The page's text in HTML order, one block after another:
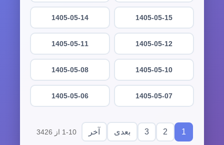
1405-05-15
1405-05-14
1405-05-12
1405-05-11
1405-05-10
1405-05-08
1405-05-07
1405-05-06
1
2
3 بعدی آخر 1-10 از 3426